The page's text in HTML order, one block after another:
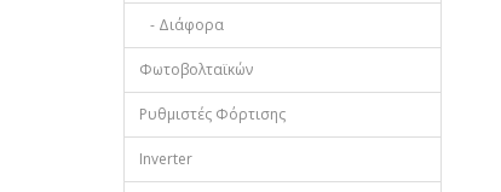
- Διάφορα
Φωτοβολταϊκών
Ρυθμιστές Φόρτισης
Inverter